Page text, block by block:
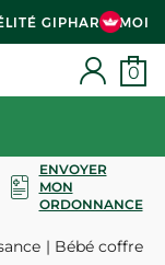
GIPHAR & MOI
0
ENVOYER
MON
ORDONNANCE
Bébé coffret